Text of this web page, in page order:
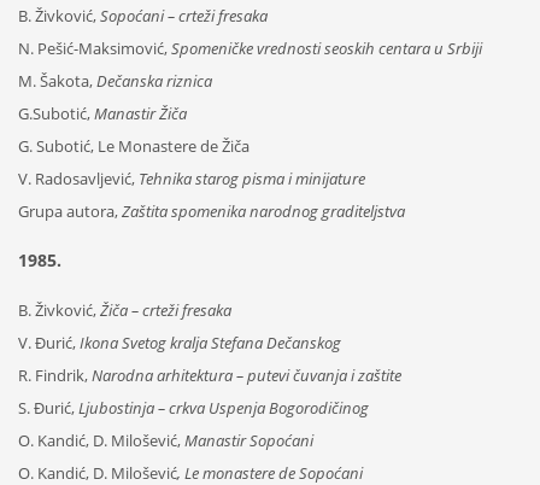
B. Živković,Sopoćani – crteži fresaka
N. Pešić-Maksimović,Spomeničke vrednosti seoskih centara u Srbiji
M. Šakota,Dečanska riznica
G.Subotić,Manastir Žiča
G. Subotić, Le Monastere de Žiča
V. Radosavljević, Tehnika starog pisma i minijature
Grupa autora,Zaštita spomenika narodnog graditeljstva
1985.
B. Živković,Žiča – crteži fresaka
V. Đurić,Ikona Svetog kralja Stefana Dečanskog
R. Findrik,Narodna arhitektura – putevi čuvanja i zaštite
S. Đurić,Ljubostinja – crkva Uspenja Bogorodičinog
O. Kandić, D. Milošević,Manastir Sopoćani
O. Kandić, D. Milošević, Le monastere de Sopoćani